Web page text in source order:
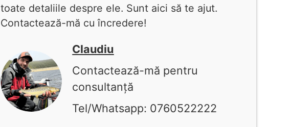
toate detaliile despre ele. Sunt aici să te ajut.
Contactează-mă cu încredere!
Claudiu
Contactează-mă pentru
consultanță
Tel/Whatsapp: 0760522222